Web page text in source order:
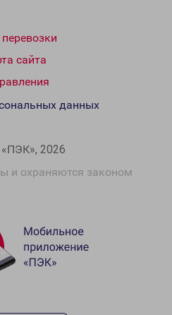
сайта
2026
и охраняются законом
данных